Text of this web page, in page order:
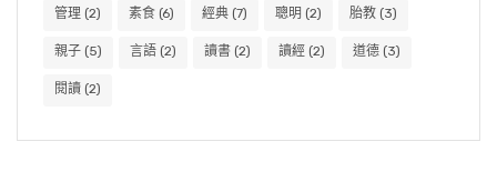
管理 (2) 素食 (6) 經典 (7) 聰明 (2) 胎教 (3)
親子 (5) 言語 (2) 讀書 (2) 讀經 (2) 道德 (3)
閱讀 (2)